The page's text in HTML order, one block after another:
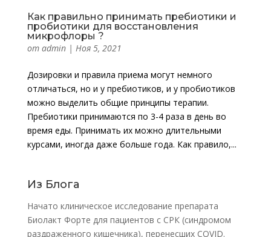
Как правильно принимать пребиотики и
пробиотики для восстановления
микрофлоры ?
от admin| Ноя 5, 2021
Дозировки и правила приема могут немного
отличаться, но и у пребиотиков, и у пробиотиков
можно выделить общие принципы терапии.
Пребиотики принимаются по 3-4 раза в день во
время еды. Принимать их можно длительными
курсами, иногда даже больше года. Как правило,...
Из Блога
Начато клиническое исследование препарата
Биолакт Форте для пациентов с СРК (синдромом
раздраженного кишечника), перенесших COVID.